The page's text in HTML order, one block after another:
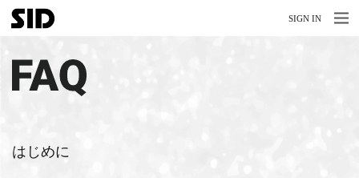
SIGN IN
FAQ
はじめに